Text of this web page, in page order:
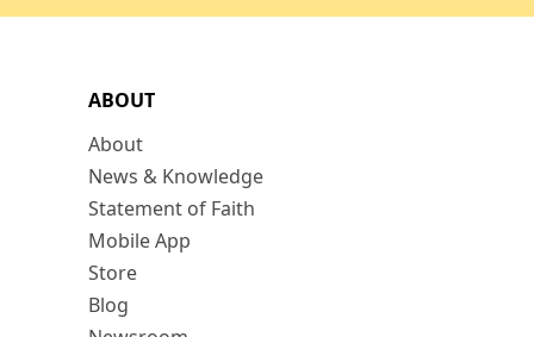
ABOUT
About
News & Knowledge
Statement of Faith
Mobile App
Store
Blog